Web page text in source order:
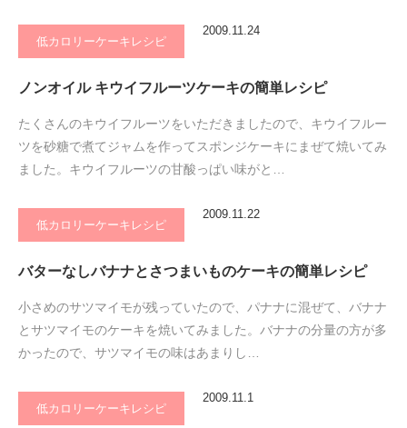
低カロリーケーキレシピ
2009.11.24
ノンオイル キウイフルーツケーキの簡単レシピ
たくさんのキウイフルーツをいただきましたので、キウイフルー
ツを砂糖で煮てジャムを作ってスポンジケーキにまぜて焼いてみ
ました。キウイフルーツの甘酸っぱい味がと…
低カロリーケーキレシピ
2009.11.22
バターなしバナナとさつまいものケーキの簡単レシピ
小さめのサツマイモが残っていたので、パナナに混ぜて、バナナ
とサツマイモのケーキを焼いてみました。バナナの分量の方が多
かったので、サツマイモの味はあまりし…
低カロリーケーキレシピ
2009.11.1